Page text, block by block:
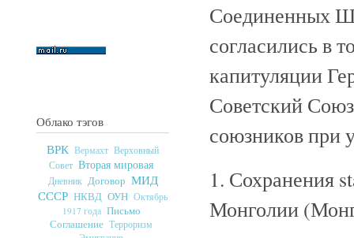
Облако тэгов
ВРК Вермахт Верховный
Совет Вторая мировая
Дневник Договор МИД
СССР НКВД ОУН Октябрь
1917 года Письмо
Соглашение Терроризм
Соединенных
согласились в
капитуляции
Советский
союзников при
1. Сохранения
Монголии